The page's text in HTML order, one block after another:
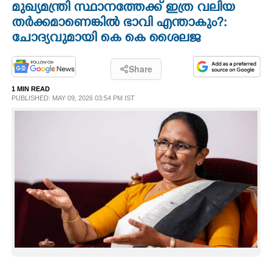
OPINION
PHOTOS
LIFESTYLE
ASTRO
മുഖ്യമന്ത്രി സ്ഥാനത്തേക്ക് ഇത്ര വലിയ
തർക്കമാണെങ്കിൽ ഭാവി എന്താകും?​:
ചോദ്യവുമായി കെ കെ ശൈലജ
Share
1 MIN READ
PUBLISHED: MAY 09, 2026 03:54 PM IST